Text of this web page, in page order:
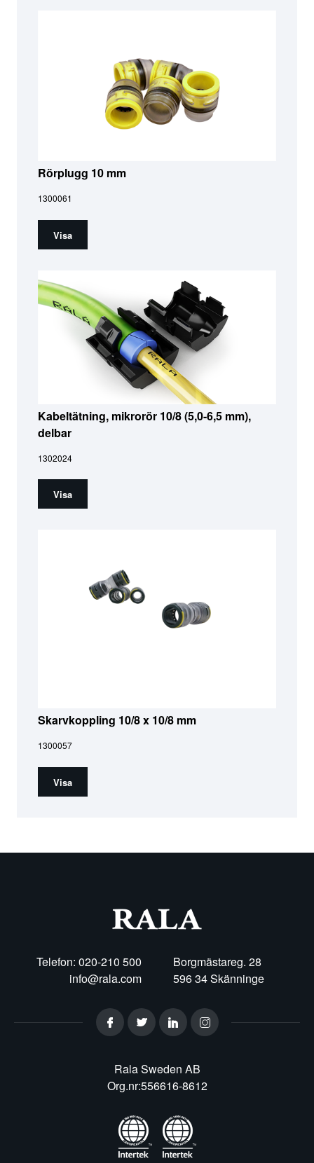
Rörplugg 10 mm
1300061
Visa
Kabeltätning, mikrorör 10/8 (5,0-6,5 mm),
delbar
1302024
Visa
Skarvkoppling 10/8 x 10/8 mm
1300057
Visa
Telefon: 020-210 500
info@rala.com
Borgmästareg. 28
596 34 Skänninge
Rala Sweden AB
Org.nr:556616-8612